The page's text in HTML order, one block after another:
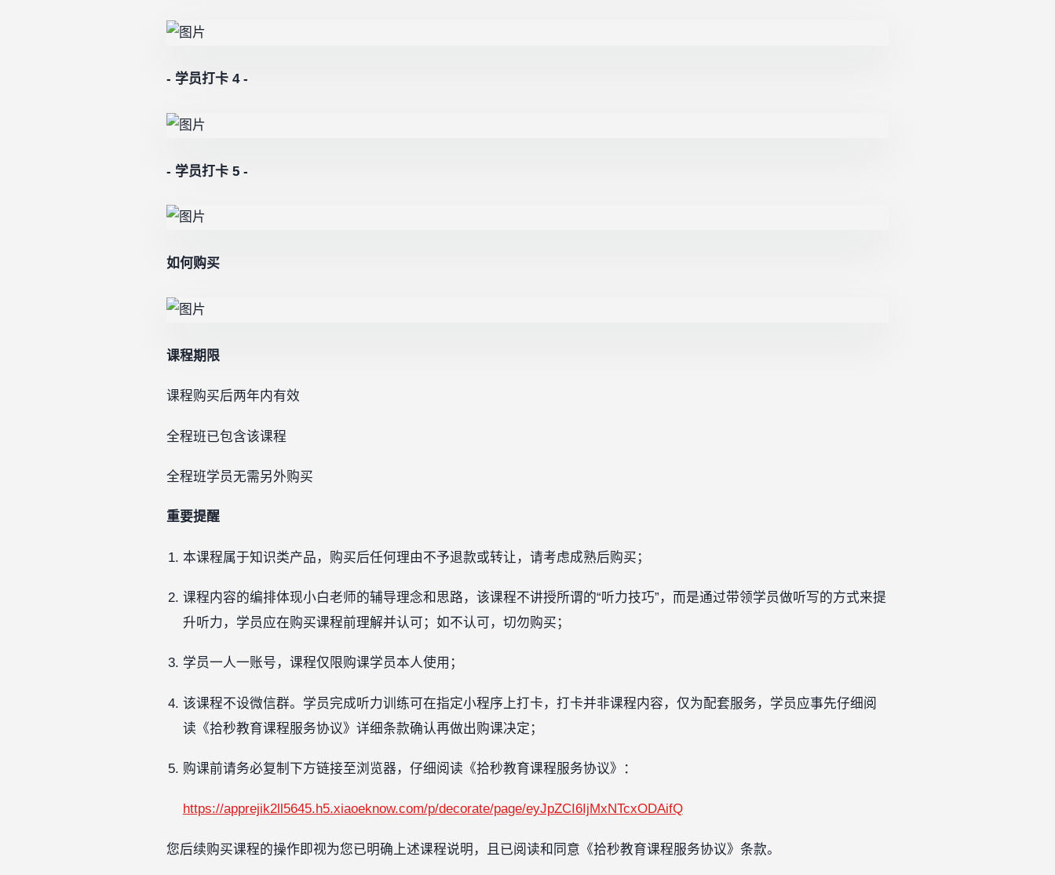
- 学员打卡 4 -
- 学员打卡 5 -
如何购买
课程期限
课程购买后两年内有效
全程班已包含该课程
全程班学员无需另外购买
重要提醒
本课程属于知识类产品，购买后任何理由不予退款或转让，请考虑成熟后购买；
课程内容的编排体现小白老师的辅导理念和思路，该课程不讲授所谓的“听力技巧”，而是通过带领学员做听写的方式来提
升听力，学员应在购买课程前理解并认可；如不认可，切勿购买；
学员一人一账号，课程仅限购课学员本人使用；
该课程不设微信群。学员完成听力训练可在指定小程序上打卡，打卡并非课程内容，仅为配套服务，学员应事先仔细阅
读《拾秒教育课程服务协议》详细条款确认再做出购课决定；
购课前请务必复制下方链接至浏览器，仔细阅读《拾秒教育课程服务协议》：
https://apprejik2ll5645.h5.xiaoeknow.com/p/decorate/page/eyJpZCI6IjMxNTcxODAifQ
您后续购买课程的操作即视为您已明确上述课程说明，且已阅读和同意《拾秒教育课程服务协议》条款。